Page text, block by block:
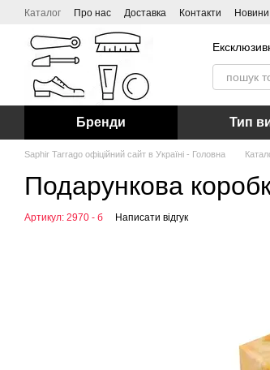
Перейти до основного контенту
Каталог Про нас Доставка Контакти Новини
Бренди Тип
Saphir Tarrago офіційний сайт в Україні - Головна
Подарункова
Артикул: 2970 - б Написати відгук